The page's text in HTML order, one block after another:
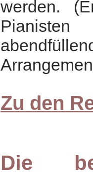
werden.
Zu den
Die